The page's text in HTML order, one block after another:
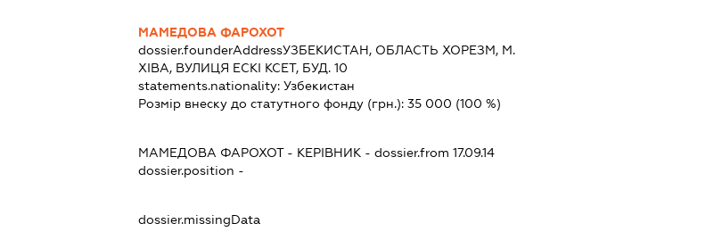
МАМЕДОВА ФАРОХОТ
dossier.founderAddressУЗБЕКИСТАН, ОБЛАСТЬ ХОРЕЗМ, М.
ХІВА, ВУЛИЦЯ ЕСКІ КСЕТ, БУД. 10
statements.nationality: Узбекистан
Розмір внеску до статутного фонду (грн.): 35 000 (100 %)
МАМЕДОВА ФАРОХОТ- КЕРІВНИК - dossier.from 17.09.14
dossier.position -
dossier.missingData